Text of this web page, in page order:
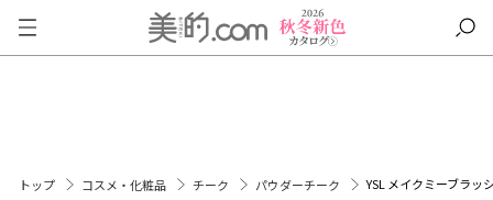
トップ コスメ・化粧品 チーク パウダーチーク YSL メイクミーブラッ